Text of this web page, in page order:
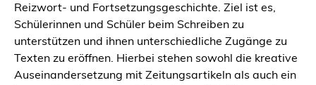
Reizwort- und Fortsetzungsgeschichte. Ziel ist es,
Schülerinnen und Schüler beim Schreiben zu
unterstützen und ihnen unterschiedliche Zugänge zu
Texten zu eröffnen. Hierbei stehen sowohl die kreative
Auseinandersetzung mit Zeitungsartikeln als auch ein